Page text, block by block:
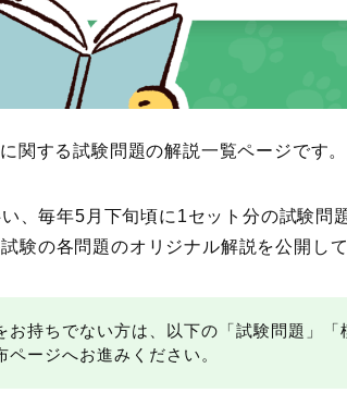
関する試験問題の解説一覧ページです。
、毎年5月下旬頃に1セット分の試験問
験の各問題のオリジナル解説を公開して
お持ちでない方は、以下の「試験問題」
ページへお進みください。